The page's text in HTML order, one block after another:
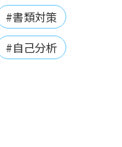
#書類対策
#自己分析